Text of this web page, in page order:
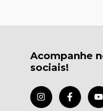
Acompanhe
sociais!